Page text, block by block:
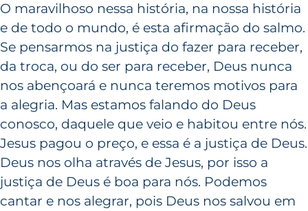
O maravilhoso nessa história, na nossa história
e de todo o mundo, é esta afirmação do salmo.
Se pensarmos na justiça do fazer para receber,
da troca, ou do ser para receber, Deus nunca
nos abençoará e nunca teremos motivos para
a alegria. Mas estamos falando do Deus
conosco, daquele que veio e habitou entre nós.
Jesus pagou o preço, e essa é a justiça de Deus.
Deus nos olha através de Jesus, por isso a
justiça de Deus é boa para nós. Podemos
cantar e nos alegrar, pois Deus nos salvou em